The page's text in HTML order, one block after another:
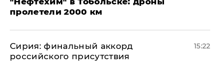
пролетели 2000 км
​Сирия: финальный аккорд
российского присутствия
15:22